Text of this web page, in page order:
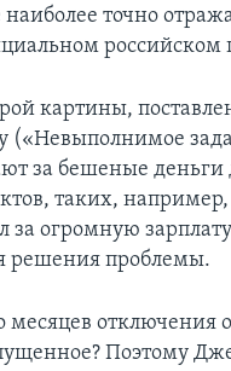
наиболее точно
российском
картины,
за бешеные
таких,
огромную зарплату
решения проблемы.
месяцев отключения
Поэтому